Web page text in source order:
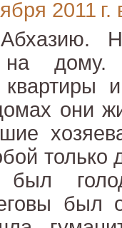
2011 г.
дому.
квартиры
они
только
был
был